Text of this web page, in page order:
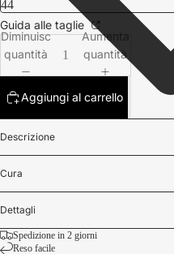
Guida alle taglie
Diminuisci
quantità
Aumenta
quantità
Aggiungi al carrello
Descrizione
Cura
Dettagli
Spedizione in 2 giorni
Reso facile